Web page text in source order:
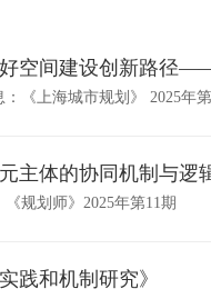
好空间建设创新路径
：《上海城市规划》 2025年
主体的协同机制与
规划师》2025年第11期
践和机制研究》